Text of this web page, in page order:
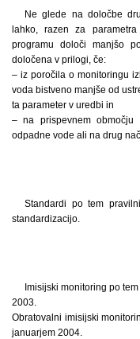
Ne glede na določbe
lahko, razen za
programu določi manjšo
določena v prilogi, če:
– iz poročila o monitoringu
voda bistveno manjše od
ta parameter v uredbi in
– na prispevnem
odpadne vode ali na drug
Standardi po tem
standardizacijo.
Imisijski monitoring po
2003.
Obratovalni imisijski
januarjem 2004.